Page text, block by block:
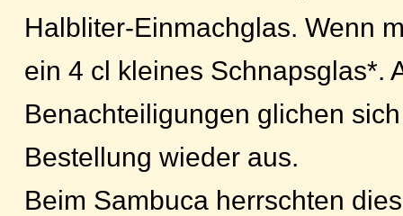
Halbliter-Einmachglas. Wenn
ein 4 cl kleines Schnapsglas*.
Benachteiligungen glichen
Bestellung wieder aus.
Beim Sambuca herrschten